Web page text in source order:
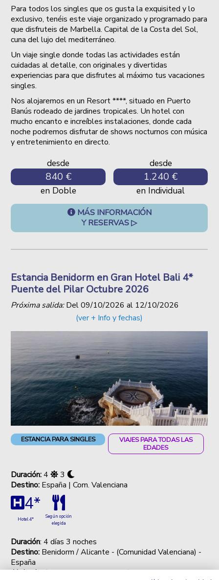
Para todos los singles que os gusta la exquisited y lo
exclusivo, tenéis este viaje organizado y programado para
que disfruteis de Marbella. Capital de la Costa del Sol,
cuna del lujo del mediterráneo.
Un viaje single donde todas las actividades están
cuidadas al detalle, con originales y divertidas
experiencias para que disfrutes al máximo tus vacaciones
singles.
Nos alojaremos en un Resort ****, situado en Puerto
Banús rodeado de jardines tropicales. Un hotel con
mucho encanto e increíbles instalaciones, donde cada
noche podremos disfrutar de shows nocturnos con música
y entretenimiento en directo.
desde
840 €
en Doble
desde
1.240 €
en Individual
MÁS INFORMACIÓN
Y RESERVAS ▷
Estancia Benidorm en Gran Hotel Bali 4*
Puente del Pilar Octubre 2026
Próxima salida:Del09/10/2026 al 12/10/2026
(ver + Info y fechas)
ESTANCIA PARA SINGLES
VIAJES PARA TODAS LAS
EDADES
Duración:4
3
Destino: España | Com. Valenciana
4*
Hotel 4*
Según opción
elegida
Duración: 4 días 3 noches
Destino: Benidorm / Alicante - (Comunidad Valenciana) -
España
Alojamiento: en Gan Hotel Bali 4*